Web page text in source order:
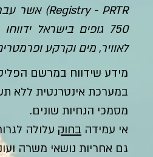
לאוויר, מים וקרקע
מידע שידווח במרשם
מסמכי הנחיות שונים.
אי עמידה בחוק
גם אחריות נושאי משרה